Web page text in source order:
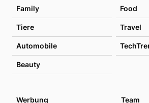
Family Food
Tiere Travel
Automobile
Beauty
Werbung Team